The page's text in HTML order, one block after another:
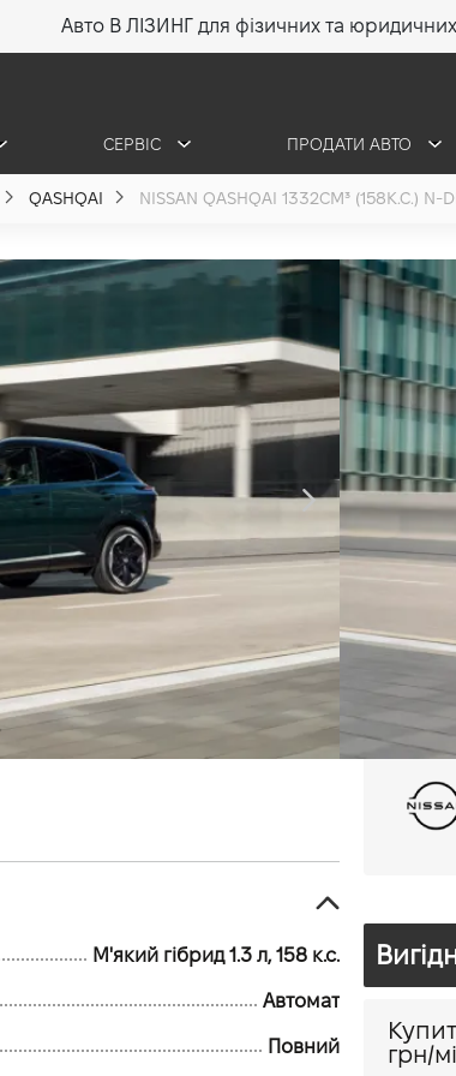
Авто В ЛІЗИНГ для фізичних та юридичних
СЕРВІС ПРОДАТИ АВТО
QASHQAI NISSAN QASHQAI 1332СМ³ (158К.С.) N-
1.3
1 726
М'який гібрид 1.3 л, 158 к.с.
Автомат
Повний
грн/